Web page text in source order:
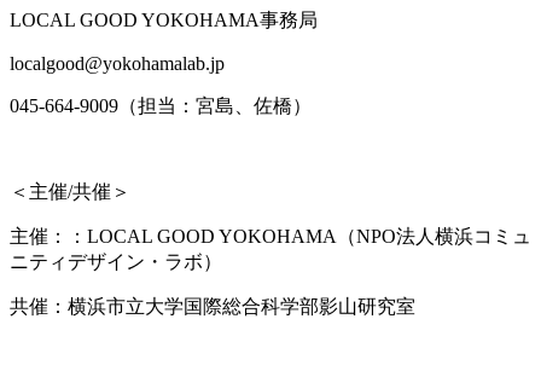
LOCAL GOOD YOKOHAMA事務局
localgood@yokohamalab.jp
045-664-9009（担当：宮島、佐橋）
＜主催/共催＞
主催：：LOCAL GOOD YOKOHAMA（NPO法人横浜コミュ
ニティデザイン・ラボ）
共催：横浜市立大学国際総合科学部影山研究室